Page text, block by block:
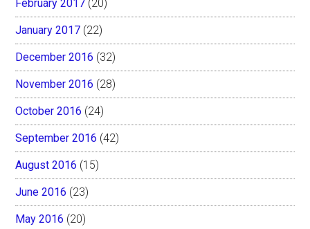
February 2017 (20)
January 2017 (22)
December 2016 (32)
November 2016 (28)
October 2016 (24)
September 2016 (42)
August 2016 (15)
June 2016 (23)
May 2016 (20)